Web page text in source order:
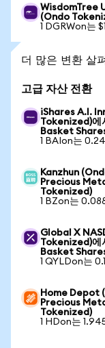
WisdomTree
(Ondo
1 DGRWon는
더 많은 변환 살
고급 자산 전환
iShares A.I.
Tokenized)에
Basket
1 BAIon는
Kanzhun
Precious
Tokenized)
1 BZon는
Global X
Tokenized)에
Basket
1 QYLDon는
Home Depot
Precious
Tokenized)
1 HDon는